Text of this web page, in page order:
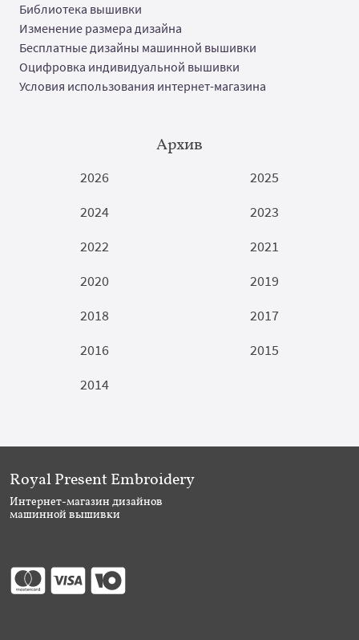
Библиотека вышивки
Изменение размера дизайна
Бесплатные дизайны машинной вышивки
Оцифровка индивидуальной вышивки
Условия использования интернет-магазина
Архив
2026
2025
2024
2023
2022
2021
2020
2019
2018
2017
2016
2015
2014
Royal Present Embroidery
Интернет-магазин дизайнов
машинной вышивки